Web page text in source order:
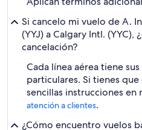
Si cancelo mi vuelo de A.
(YYJ) a Calgary Intl.
cancelación?
Cada línea aérea tiene
particulares. Si tienes que
sencillas instrucciones en
atención a clientes.
¿Cómo encuentro vuelos